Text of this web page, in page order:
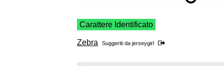
Carattere Identificato
Zebra Suggeriti da jerseygirl